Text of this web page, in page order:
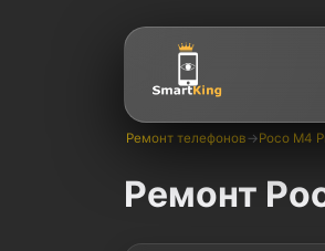
Ремонт телефонов→Poco M4
Ремонт